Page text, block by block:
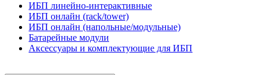
ИБП линейно-интерактивные
ИБП онлайн (rack/tower)
ИБП онлайн (напольные/модульные)
Батарейные модули
Аксессуары и комплектующие для ИБП